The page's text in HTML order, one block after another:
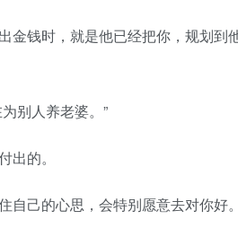
钱时，就是他已经把你，规划到
别人养老婆。”
的。
己的心思，会特别愿意去对你好